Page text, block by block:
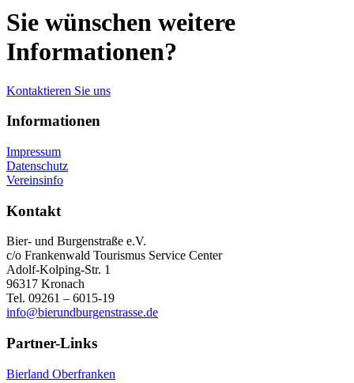
Sie wünschen weitere
Informationen?
Kontaktieren Sie uns
Informationen
Impressum
Datenschutz
Vereinsinfo
Kontakt
Bier- und Burgenstraße e.V.
c/o Frankenwald Tourismus Service Center
Adolf-Kolping-Str. 1
96317 Kronach
Tel. 09261 – 6015-19
info@bierundburgenstrasse.de
Partner-Links
Bierland Oberfranken